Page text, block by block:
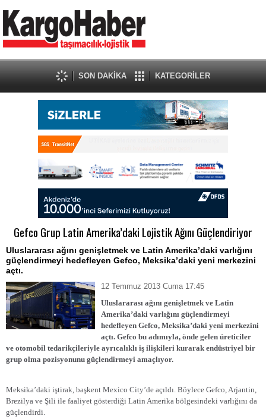
SON DAKİKA KATEGORİLER
Gefco Grup Latin Amerika’daki Lojistik Ağını Güçlendiriyor
Uluslararası ağını genişletmek ve Latin Amerika’daki varlığını
güçlendirmeyi hedefleyen Gefco, Meksika’daki yeni merkezini
açtı.
12 Temmuz 2013 Cuma 17:45
Uluslararası ağını genişletmek ve Latin
Amerika’daki varlığını güçlendirmeyi
hedefleyen Gefco, Meksika’daki yeni merkezini
açtı. Gefco bu adımıyla, önde gelen üreticiler
ve otomobil tedarikçileriyle ayrıcalıklı iş ilişkileri kurarak endüstriyel bir
grup olma pozisyonunu güçlendirmeyi amaçlıyor.
Meksika’daki iştirak, başkent Mexico City’de açıldı. Böylece Gefco, Arjantin,
Brezilya ve Şili ile faaliyet gösterdiği Latin Amerika bölgesindeki varlığını da
güçlendirdi.